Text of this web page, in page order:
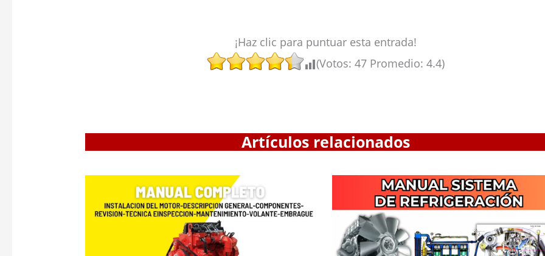
¡Haz clic para puntuar esta entrada!
(Votos: 47Promedio: 4.4)
Artículos relacionados